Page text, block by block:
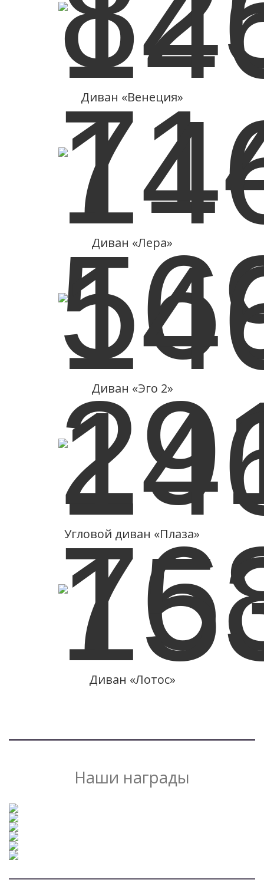
Диван «Венеция»
«Кубань ЭКСПОЦЕНТР»
02.04.2012 - 05.04.2012
Подробнее
Диван «Лера»
«Салон IMM Cologne»
19.01.2013 - 25.01.2013
Подробнее
Диван «Эго 2»
«СибМебель - 2014»
16.10.2014 - 19.10.2014
Подробнее
Угловой диван «Плаза»
«ЕвроЭкспоМебель EEM»
Подробнее
Диван «Лотос»
«МЕБЕЛЬ-2017»
12.05.2017-17.05.2017
Подробнее
Наши награды